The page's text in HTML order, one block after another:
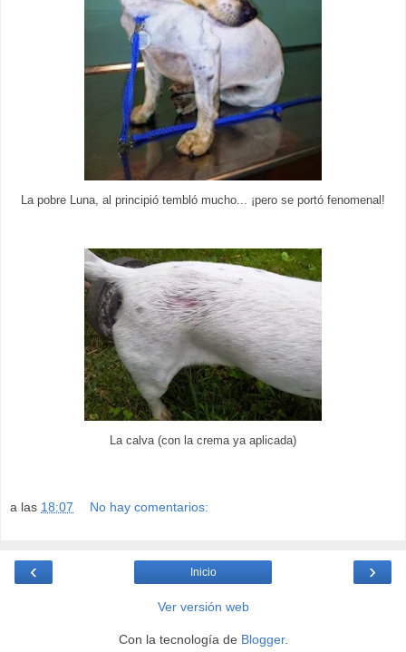
La pobre Luna, al principió tembló mucho... ¡pero se portó fenomenal!
La calva (con la crema ya aplicada)
a las 18:07 No hay comentarios:
‹ ›
Inicio
Ver versión web
Con la tecnología de Blogger.